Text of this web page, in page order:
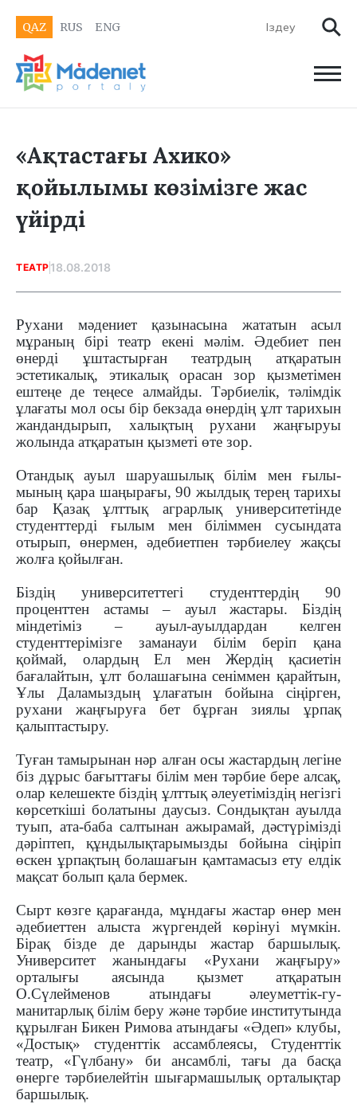
QAZ RUS ENG
«Ақтастағы Ахико»
қойылымы көзімізге жас
үйірді
ТЕАТР 18.08.2018
Рухани мәдениет қазынасына жататын асыл
мұраның бірі театр екені мәлім. Әдебиет пен
өнерді ұштастырған театрдың атқаратын
эстетикалық, этикалық орасан зор қызметімен
ештеңе де теңесе алмайды. Тәрбиелік, тәлімдік
ұлағаты мол осы бір бекзада өнердің ұлт тарихын
жандандырып, халықтың рухани жаңғыруы
жолында атқаратын қызметі өте зор.
Отандық ауыл шаруашылық білім мен ғылы­
мының қара шаңырағы, 90 жылдық терең тарихы
бар Қазақ ұлттық аграрлық университетінде
студенттерді ғылым мен біліммен сусындата
отырып, өнермен, әдебиетпен тәрбиелеу жақсы
жолға қойылған.
Біздің университеттегі студенттердің 90
проценттен астамы – ауыл жастары. Біздің
міндетіміз – ауыл-ауылдардан келген
студенттерімізге заманауи білім беріп қана
қоймай, олардың Ел мен Жердің қасиетін
бағалайтын, ұлт болашағына сеніммен қарайтын,
Ұлы Даламыздың ұлағатын бойына сіңірген,
рухани жаңғыруға бет бұрған зиялы ұрпақ
қалыптастыру.
Туған тамырынан нәр алған осы жастардың легіне
біз дұрыс бағыттағы білім мен тәрбие бере алсақ,
олар келешекте біздің ұлттық әлеуетіміздің негізгі
көрсеткіші болатыны даусыз. Сондықтан ауылда
туып, ата-баба салтынан ажырамай, дәстүрімізді
дәріптеп, құндылықтарымызды бойына сіңіріп
өскен ұрпақтың болашағын қамтамасыз ету елдік
мақсат болып қала бермек.
Сырт көзге қарағанда, мұндағы жас­тар өнер мен
әдебиеттен алыста жүргендей көрі­­нуі мүмкін.
Бірақ бізде де дарынды жас­тар баршылық.
Университет жанындағы «Ру­хани жаңғыру»
орталығы аясында қызмет атқа­ратын
О.Сүлейменов атындағы әлеуметтік-гу­
манитарлық білім беру және тәрбие институтын­да
құрылған Бикен Римова атындағы «Әдеп» клубы,
«Достық» студенттік ассамблеясы, Студент­тік
театр, «Гүлбану» би ансамблі, тағы да басқа
өнерге тәрбиелейтін шығармашылық орта­лықтар
баршылық.